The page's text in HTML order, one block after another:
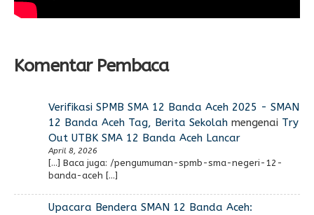
Komentar Pembaca
Verifikasi SPMB SMA 12 Banda Aceh 2025 - SMAN
12 Banda Aceh Tag, Berita Sekolahmengenai Try
Out UTBK SMA 12 Banda Aceh Lancar
April 8, 2026
[…] Baca juga: /pengumuman-spmb-sma-negeri-12-
banda-aceh […]
Upacara Bendera SMAN 12 Banda Aceh: